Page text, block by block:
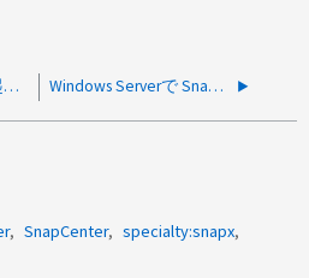
"SCV サービスを再起動する方法 " Windows Serverで SnapCenter サービスを再起動する方法
SnapCenter
specialty:snapx